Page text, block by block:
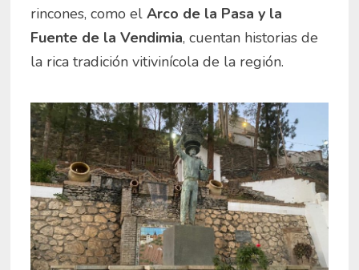
rincones, como elArco de la Pasa y la
Fuente de la Vendimia, cuentan historias de
la rica tradición vitivinícola de la región.